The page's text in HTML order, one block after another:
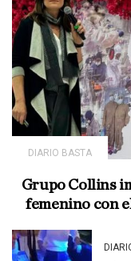
DIARIO BASTA
Grupo Collins
femenino con